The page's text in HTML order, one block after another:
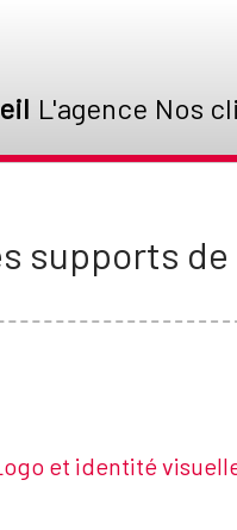
L'agence Nos
supports
et identité